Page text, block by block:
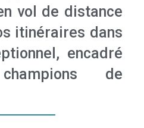
vol de distance
itinéraires dans
encadré
de